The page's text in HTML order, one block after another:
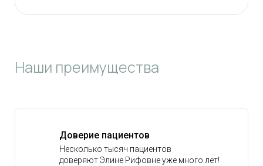
Наши преимущества
Доверие пациентов
Несколько тысяч пациентов
доверяют Элине Рифовне уже много лет!